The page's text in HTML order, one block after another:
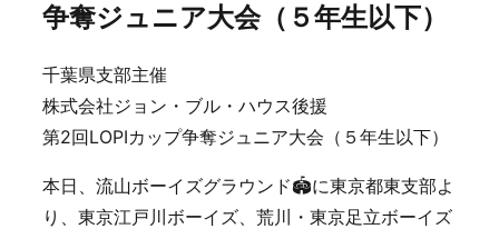
争奪ジュニア大会（５年生以下）
千葉県支部主催
株式会社ジョン・ブル・ハウス後援
第2回LOPIカップ争奪ジュニア大会（５年生以下）
本日、流山ボーイズグラウンド🏟️に東京都東支部よ
り、東京江戸川ボーイズ、荒川・東京足立ボーイズ